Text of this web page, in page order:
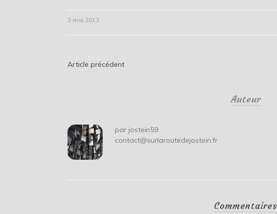
2 mai 2013
Navigation
Article précédent
Auteur
par jostein59
contact@surlaroutedejostein.fr
Commentaires